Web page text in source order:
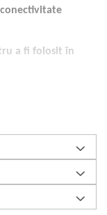
a fi folosit în
front/back
plin de putere,
Datorită
Core™ de a 12-